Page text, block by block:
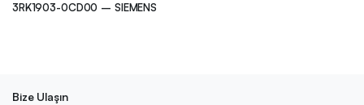
3RK1903-0CD00 – SIEMENS
Bize Ulaşın